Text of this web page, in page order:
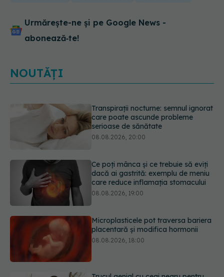
Urmărește-ne și pe Google News -
abonează‑te!
NOUTĂȚI
Ce poți mânca și ce trebuie să eviți
dacă ai gastrită: exemplu de meniu
care reduce inflamația stomacului
08.08.2026, 19:00
Microplasticele pot traversa bariera
placentară și modifica hormonii
08.08.2026, 18:00
Trucul genial cu ceai negru pentru
păr. Tot mai multe femei îl adoră
08.08.2026, 17:00